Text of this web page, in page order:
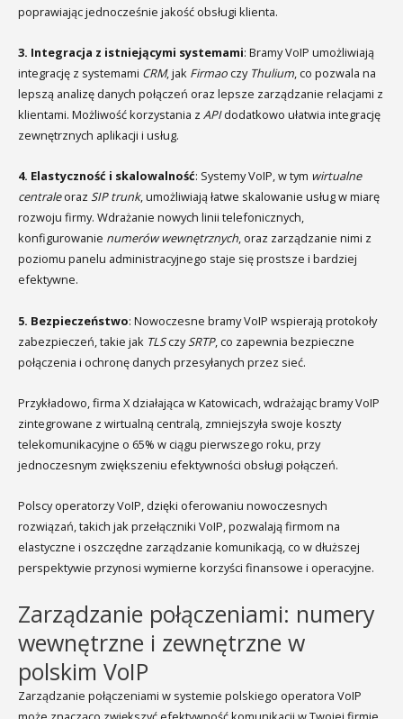
poprawiając jednocześnie jakość obsługi klienta.
3. Integracja z istniejącymi systemami: Bramy VoIP umożliwiają
integrację z systemami CRM, jak Firmao czy Thulium, co pozwala na
lepszą analizę danych połączeń oraz lepsze zarządzanie relacjami z
klientami. Możliwość korzystania z APIdodatkowo ułatwia integrację
zewnętrznych aplikacji i usług.
4. Elastyczność i skalowalność: Systemy VoIP, w tym wirtualne
centraleoraz SIP trunk, umożliwiają łatwe skalowanie usług w miarę
rozwoju firmy. Wdrażanie nowych linii telefonicznych,
konfigurowanie numerów wewnętrznych, oraz zarządzanie nimi z
poziomu panelu administracyjnego staje się prostsze i bardziej
efektywne.
5. Bezpieczeństwo: Nowoczesne bramy VoIP wspierają protokoły
zabezpieczeń, takie jak TLSczySRTP, co zapewnia bezpieczne
połączenia i ochronę danych przesyłanych przez sieć.
Przykładowo, firma X działająca w Katowicach, wdrażając bramy VoIP
zintegrowane z wirtualną centralą, zmniejszyła swoje koszty
telekomunikacyjne o 65% w ciągu pierwszego roku, przy
jednoczesnym zwiększeniu efektywności obsługi połączeń.
Polscy operatorzy VoIP, dzięki oferowaniu nowoczesnych
rozwiązań, takich jak przełączniki VoIP, pozwalają firmom na
elastyczne i oszczędne zarządzanie komunikacją, co w dłuższej
perspektywie przynosi wymierne korzyści finansowe i operacyjne.
Zarządzanie połączeniami: numery
wewnętrzne i zewnętrzne w
polskim VoIP
Zarządzanie połączeniami w systemie polskiego operatora VoIP